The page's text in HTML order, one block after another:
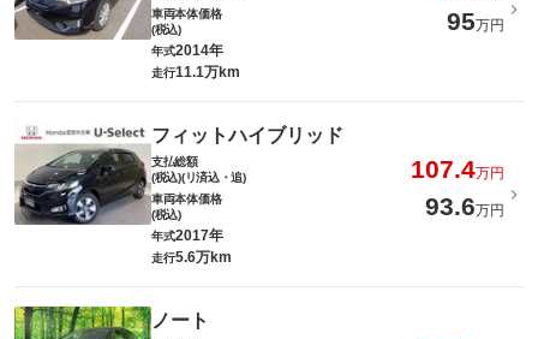
車両本体価格
(税込)
95万円
年式2014年
走行11.1万km
フィットハイブリッド
支払総額
(税込)(リ済込・追)
107.4万円
車両本体価格
(税込)
93.6万円
年式2017年
走行5.6万km
ノート